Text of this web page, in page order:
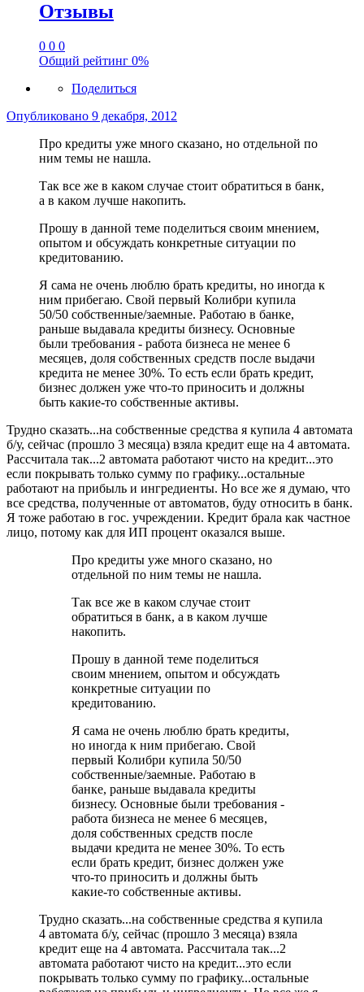
Отзывы
0 0 0
Общий рейтинг 0%
Поделиться
Опубликовано 9 декабря, 2012
Про кредиты уже много сказано, но отдельной по
ним темы не нашла.
Так все же в каком случае стоит обратиться в банк,
а в каком лучше накопить.
Прошу в данной теме поделиться своим мнением,
опытом и обсуждать конкретные ситуации по
кредитованию.
Я сама не очень люблю брать кредиты, но иногда к
ним прибегаю. Свой первый Колибри купила
50/50 собственные/заемные. Работаю в банке,
раньше выдавала кредиты бизнесу. Основные
были требования - работа бизнеса не менее 6
месяцев, доля собственных средств после выдачи
кредита не менее 30%. То есть если брать кредит,
бизнес должен уже что-то приносить и должны
быть какие-то собственные активы.
Трудно сказать...на собственные средства я купила 4 автомата
б/у, сейчас (прошло 3 месяца) взяла кредит еще на 4 автомата.
Рассчитала так...2 автомата работают чисто на кредит...это
если покрывать только сумму по графику...остальные
работают на прибыль и ингредиенты. Но все же я думаю, что
все средства, полученные от автоматов, буду относить в банк.
Я тоже работаю в гос. учреждении. Кредит брала как частное
лицо, потому как для ИП процент оказался выше.
Про кредиты уже много сказано, но
отдельной по ним темы не нашла.
Так все же в каком случае стоит
обратиться в банк, а в каком лучше
накопить.
Прошу в данной теме поделиться
своим мнением, опытом и обсуждать
конкретные ситуации по
кредитованию.
Я сама не очень люблю брать кредиты,
но иногда к ним прибегаю. Свой
первый Колибри купила 50/50
собственные/заемные. Работаю в
банке, раньше выдавала кредиты
бизнесу. Основные были требования -
работа бизнеса не менее 6 месяцев,
доля собственных средств после
выдачи кредита не менее 30%. То есть
если брать кредит, бизнес должен уже
что-то приносить и должны быть
какие-то собственные активы.
Трудно сказать...на собственные средства я купила
4 автомата б/у, сейчас (прошло 3 месяца) взяла
кредит еще на 4 автомата. Рассчитала так...2
автомата работают чисто на кредит...это если
покрывать только сумму по графику...остальные